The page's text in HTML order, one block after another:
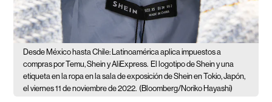
Desde México hasta Chile: Latinoamérica aplica impuestos a
compras por Temu, Shein y AliExpress. El logotipo de Shein y una
etiqueta en la ropa en la sala de exposición de Shein en Tokio, Japón,
el viernes 11 de noviembre de 2022. (Bloomberg/Noriko Hayashi)